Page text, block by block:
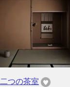
二つの茶室